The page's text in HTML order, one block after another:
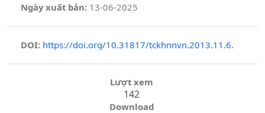
Ngày xuất bản: 13-06-2025
DOI: https://doi.org/10.31817/tckhnnvn.2013.11.6.
Lượt xem
142
Download